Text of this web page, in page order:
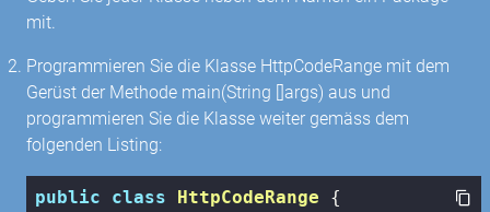
mit.
Programmieren Sie die Klasse HttpCodeRange mit dem
Gerüst der Methode main(String []args) aus und
programmieren Sie die Klasse weiter gemäss dem
folgenden Listing:
public class HttpCodeRange
{